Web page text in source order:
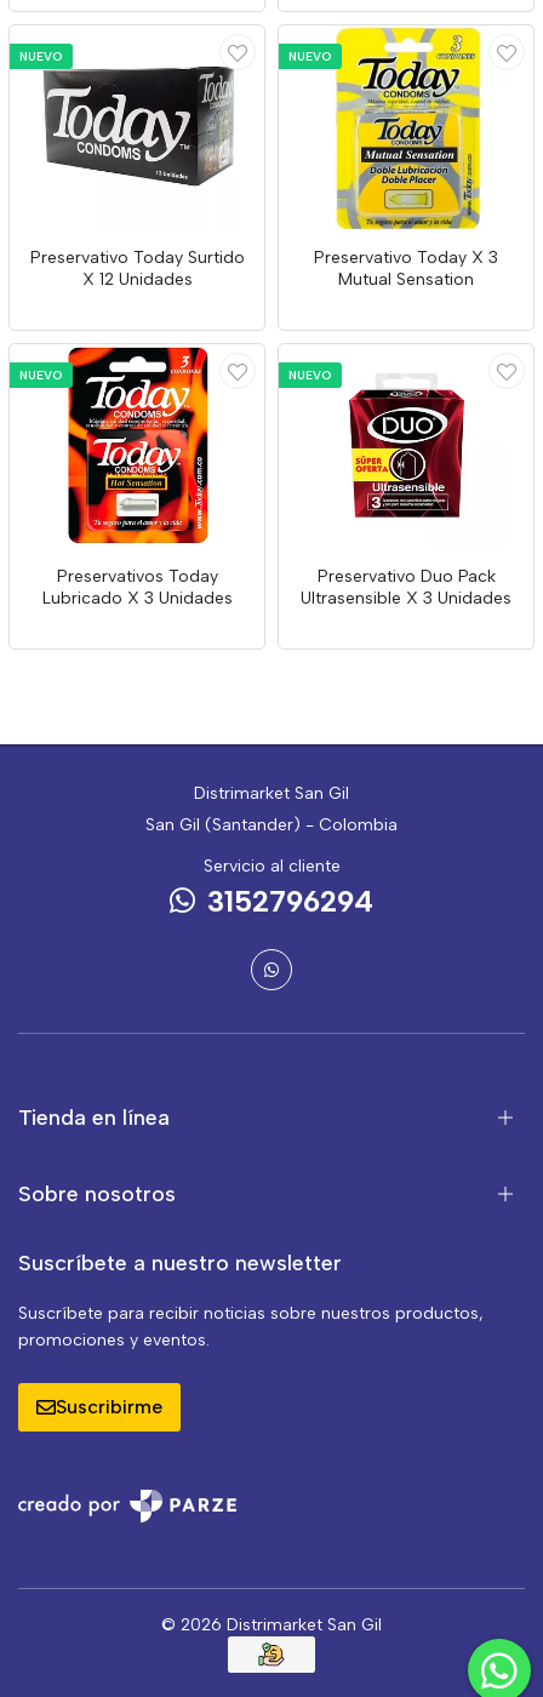
NUEVO
Preservativo Today Surtido
X 12 Unidades
NUEVO
Preservativo Today X 3
Mutual Sensation
NUEVO
Preservativos Today
Lubricado X 3 Unidades
NUEVO
Preservativo Duo Pack
Ultrasensible X 3 Unidades
Distrimarket San Gil
San Gil (Santander) - Colombia
Servicio al cliente
3152796294
Tienda en línea
Sobre nosotros
Suscríbete a nuestro newsletter
Suscríbete para recibir noticias sobre nuestros productos,
promociones y eventos.
Suscribirme
© 2026 Distrimarket San Gil